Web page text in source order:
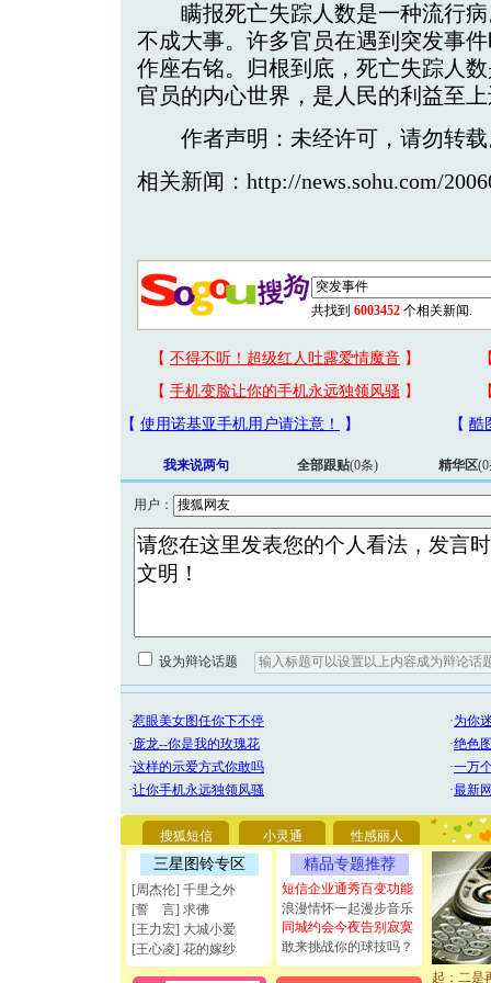
瞒报死亡失踪人数是一种流行病
不成大事。许多官员在遇到突发事
作座右铭。归根到底，死亡失踪人
官员的内心世界，是人民的利益至
作者声明：未经许可，请勿转载
相关新闻：http://news.sohu.com/
共找到 6003452 个相关新闻.
我来说两句 全部跟贴(0条) 精华区(0
用户：
设为辩论话题
搜狐短信 小灵通 性感丽人
三星图铃专区
[周杰伦] 千里之外
[誓 言] 求佛
[王力宏] 大城小爱
[王心凌] 花的嫁纱
精品专题推荐
短信企业通秀百变功能
浪漫情怀一起漫步音乐
同城约会今夜告别寂寞
敢来挑战你的球技吗？
[圣诞节]
你太多
要平安
能正大光
天都要快
[圣诞节]
如意,快
[元旦]看
断电。爱
你是我专
[元旦]如
起；二是